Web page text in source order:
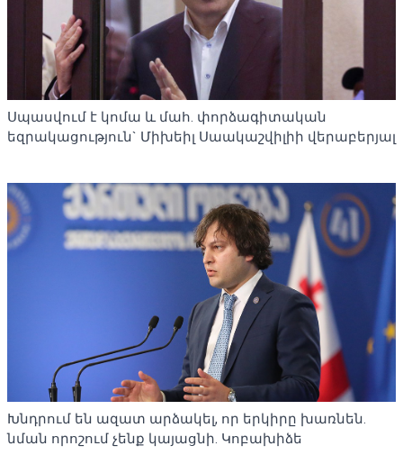
Սպասվում է կոմա և մահ. փորձագիտական ​​
եզրակացություն` Միխեիլ Սաակաշվիլիի վերաբերյալ
Խնդրում են ազատ արձակել, որ երկիրը խառնեն.
նման որոշում չենք կայացնի. Կոբախիձե